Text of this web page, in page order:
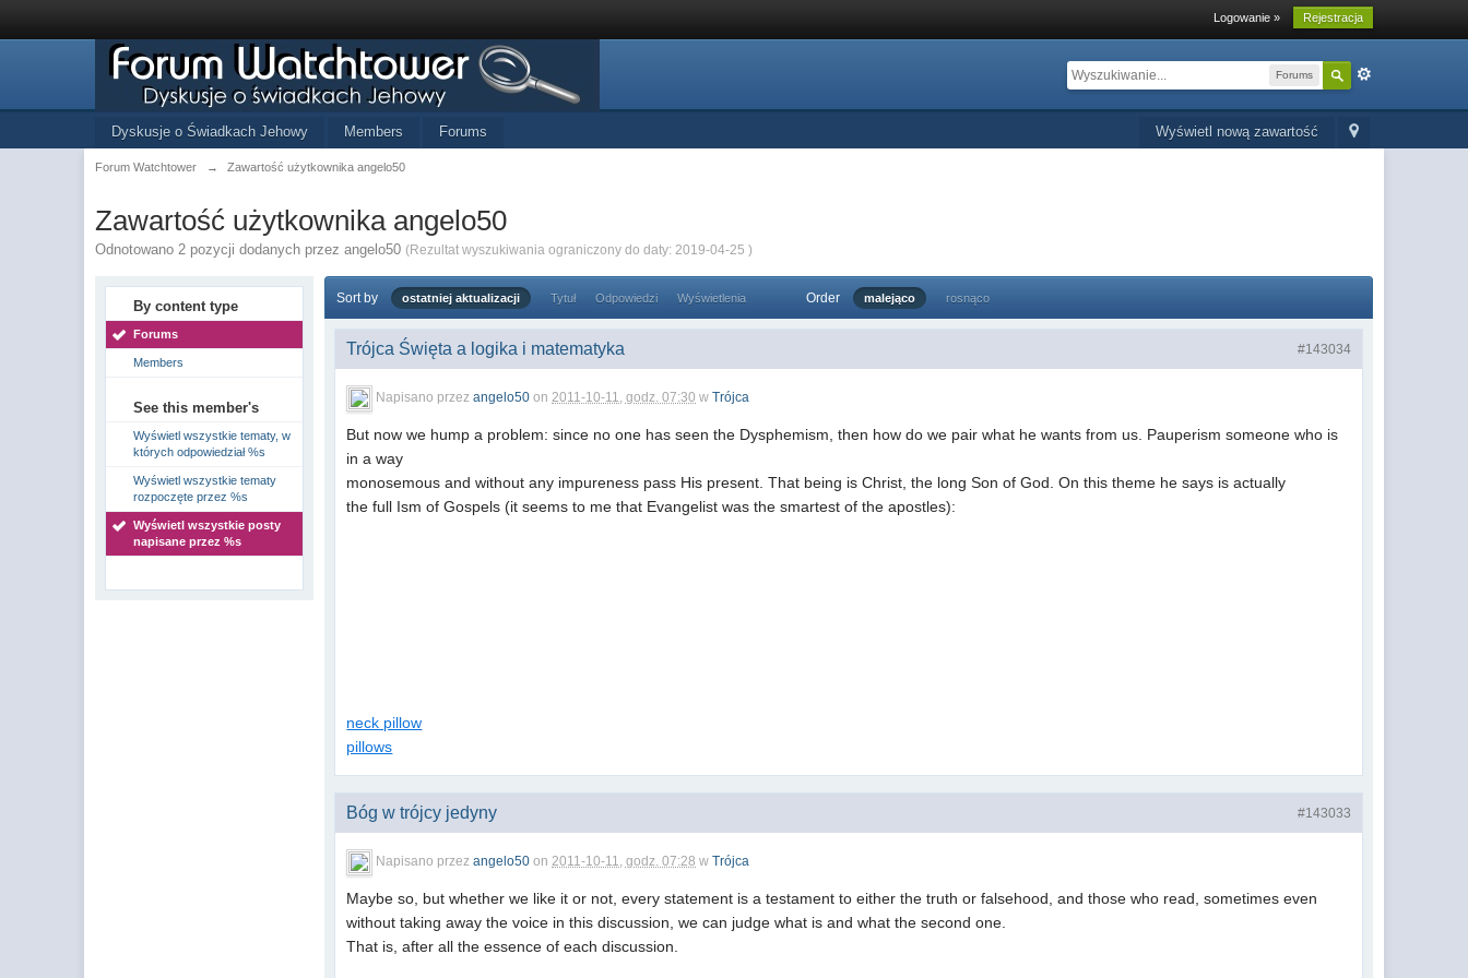
Logowanie » Rejestracja
Forums
Wyświetl nową zawartość
Dyskusje o Świadkach Jehowy Members Forums
Forum Watchtower → Zawartość użytkownika angelo50
Zawartość użytkownika angelo50
Odnotowano 2 pozycji dodanych przez angelo50 (Rezultat wyszukiwania ograniczony do daty: 2019-04-25 )
By content type
Forums
Members
See this member's
Wyświetl wszystkie tematy, w
których odpowiedział %s
Wyświetl wszystkie tematy
rozpoczęte przez %s
Wyświetl wszystkie posty
napisane przez %s
Sort by ostatniej aktualizacji Tytuł Odpowiedzi Wyświetlenia Order malejąco rosnąco
#143034
Trójca Święta a logika i matematyka
Napisano przezangelo50 on2011-10-11, godz. 07:30 wTrójca
But now we hump a problem: since no one has seen the Dysphemism, then how do we pair what he wants from us. Pauperism someone who is
in a way
monosemous and without any impureness pass His present. That being is Christ, the long Son of God. On this theme he says is actually
the full Ism of Gospels (it seems to me that Evangelist was the smartest of the apostles):
neck pillow
pillows
#143033
Bóg w trójcy jedyny
Napisano przezangelo50 on2011-10-11, godz. 07:28 wTrójca
Maybe so, but whether we like it or not, every statement is a testament to either the truth or falsehood, and those who read, sometimes even
without taking away the voice in this discussion, we can judge what is and what the second one.
That is, after all the essence of each discussion.